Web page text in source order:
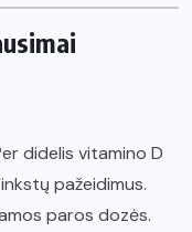
didelis vitamino D
pažeidimus.
paros dozės.